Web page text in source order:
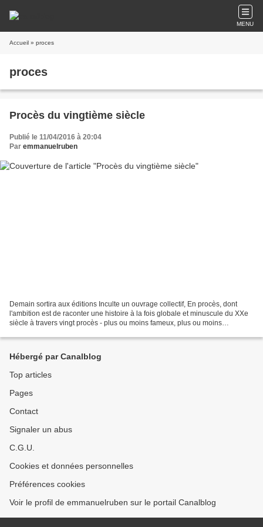
MENU
Accueil » proces
proces
Procès du vingtième siècle
Publié le 11/04/2016 à 20:04
Par emmanuelruben
Demain sortira aux éditions Inculte un ouvrage collectif, En procès, dont
l'ambition est de raconter une histoire à la fois globale et minuscule du XXe
siècle à travers vingt procès - plus ou moins fameux, plus ou moins
Hébergé par Canalblog
Top articles
Pages
Contact
Signaler un abus
C.G.U.
Cookies et données personnelles
Préférences cookies
Voir le profil de emmanuelruben sur le portail Canalblog